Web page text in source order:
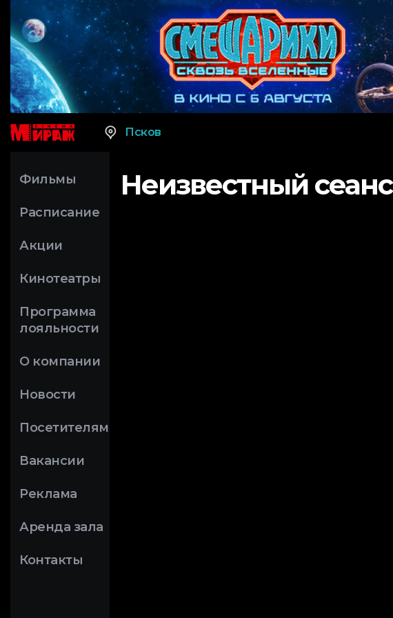
Псков
Фильмы
Расписание
Акции
Кинотеатры
Программа
лояльности
О компании
Новости
Посетителям
Вакансии
Реклама
Аренда зала
Контакты
Неизвестный сеанс